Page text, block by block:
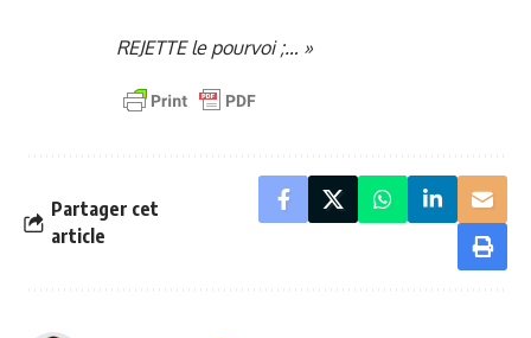
REJETTE le pourvoi ;… »
Partager cet
article